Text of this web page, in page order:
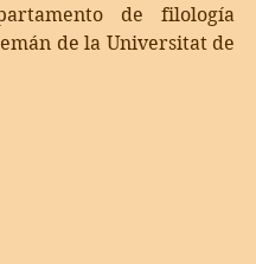
de filología
de la Universitat de